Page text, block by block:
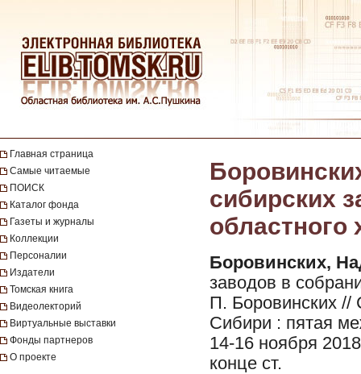
Главная страница
Самые читаемые
ПОИСК
Каталог фонда
Газеты и журналы
Коллекции
Персоналии
Издатели
Томская книга
Видеолекторий
Виртуальные выставки
Фонды партнеров
О проекте
сибирских
областного
Боровинских,
заводов в
П. Боровинских //
Сибири : пятая
14-16 ноября
конце ст.